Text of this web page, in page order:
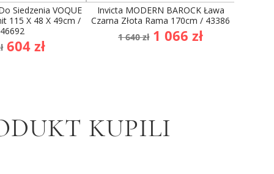
Siedzenia VOQUE
115 X 48 X 49cm /
46692
Cena
604 zł
Invicta MODERN BAROCK Ława
Czarna Złota Rama 170cm / 43386
Cena
podstawowa
1 640 zł Cena
1 066 zł
KUPILI